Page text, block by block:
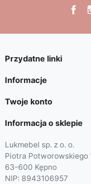
Przydatne linki
Informacje
Twoje konto
Informacja o sklepie
Lukmebel sp. z o. o.
Piotra Potworowskiego
63-600 Kępno
NIP: 8943106957